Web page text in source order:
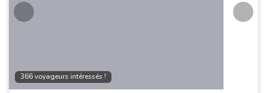
366 voyageurs intéressés !